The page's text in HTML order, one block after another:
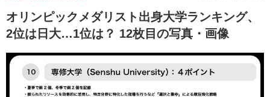
オリンピックメダリスト出身大学ランキング、
2位は日大…1位は？ 12枚目の写真・画像